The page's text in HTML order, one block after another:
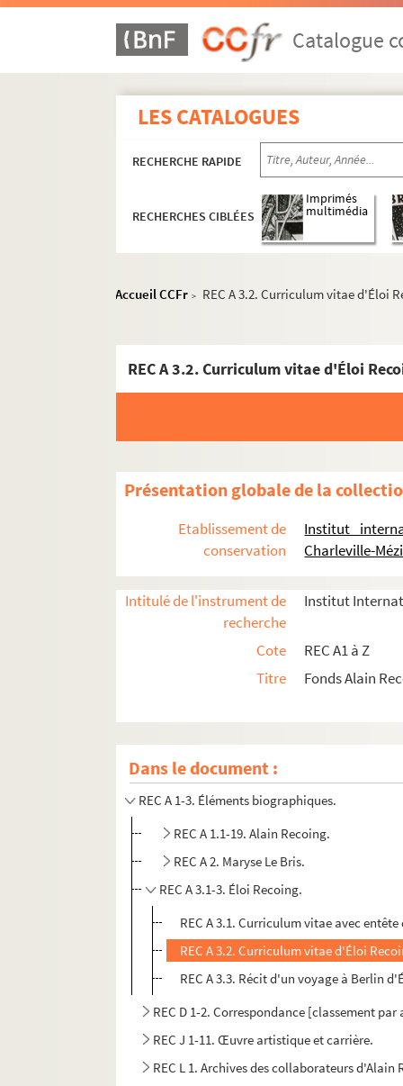
Catalogue
LES CATALOGUES
RECHERCHE RAPIDE
RECHERCHES CIBLÉES
Imprimés
multimédia
Accueil CCFr > REC A 3.2. Curriculum vitae d'Éloi
REC A 3.2. Curriculum vitae d'Éloi
Présentation globale de la
Etablissement de
conservation
Institut
Charleville-
Intitulé de l'instrument de
recherche
Institut
Cote
REC A1 à Z
Titre
Fonds Alain
Dans le document :
REC A 1-3. Éléments biographiques.
REC A 1.1-19. Alain Recoing.
REC A 2. Maryse Le Bris.
REC A 3.1-3. Éloi Recoing.
REC A 3.1. Curriculum vitae avec
REC A 3.2. Curriculum vitae d'Éloi
REC A 3.3. Récit d'un voyage à Berlin
REC D 1-2. Correspondance [classement par
REC J 1-11. Œuvre artistique et carrière.
REC L 1. Archives des collaborateurs d'Alain